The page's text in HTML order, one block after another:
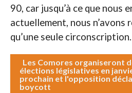
90, car jusqu’à ce que nous
actuellement, nous n’avons
qu’une seule circonscription.
Les Comores organiseront
élections législatives en
prochain et l'opposition
boycott